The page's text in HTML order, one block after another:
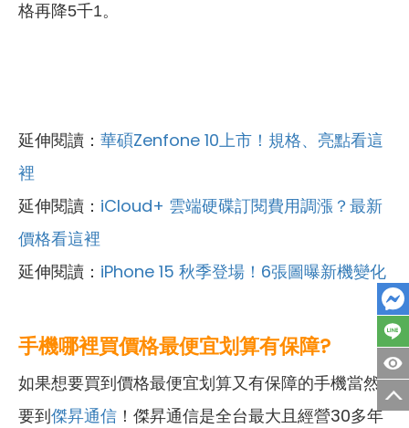
格再降5千1。
延伸閱讀： 華碩Zenfone 10上市！規格、亮點看這
裡
延伸閱讀： iCloud+ 雲端硬碟訂閱費用調漲？最新
價格看這裡
延伸閱讀： iPhone 15 秋季登場！6張圖曝新機變化
手機哪裡買價格最便宜划算有保障?
如果想要買到價格最便宜划算又有保障的手機當然
要到傑昇通信 ！傑昇通信是全台最大且經營30多年